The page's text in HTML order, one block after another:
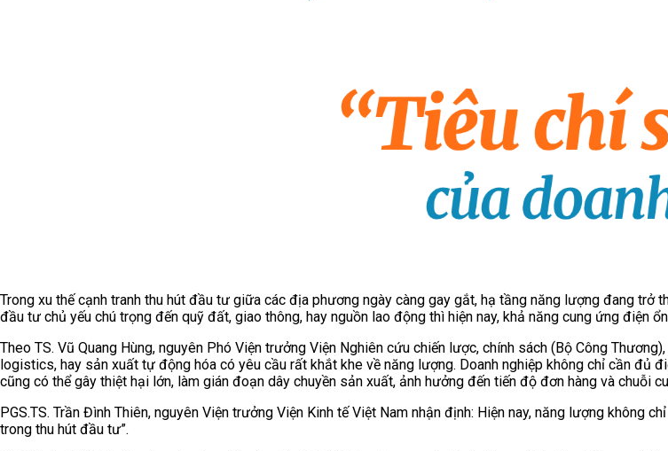
Trong xu thế cạnh tranh thu hút đầu tư giữa các địa phương ngày càng gay gắt, hạ tầng năng lượng đang trở
đầu tư chủ yếu chú trọng đến quỹ đất, giao thông, hay nguồn lao động thì hiện nay, khả năng cung ứng điện
Theo TS. Vũ Quang Hùng, nguyên Phó Viện trưởng Viện Nghiên cứu chiến lược, chính sách (Bộ Công
logistics, hay sản xuất tự động hóa có yêu cầu rất khắt khe về năng lượng. Doanh nghiệp không chỉ cần đủ
cũng có thể gây thiệt hại lớn, làm gián đoạn dây chuyền sản xuất, ảnh hưởng đến tiến độ đơn hàng và chuỗi
PGS.TS. Trần Đình Thiên, nguyên Viện trưởng Viện Kinh tế Việt Nam nhận định: Hiện nay, năng lượng
trong thu hút đầu tư”.